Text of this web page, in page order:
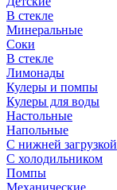
В стекле
Минеральные
Соки
В стекле
Лимонады
Кулеры и помпы
Кулеры для воды
Настольные
Напольные
С нижней загрузкой
С холодильником
Помпы
Механические